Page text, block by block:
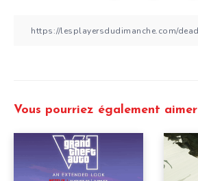
Vous pourriez également aimer